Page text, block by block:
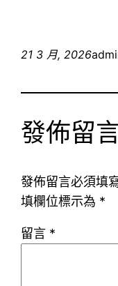
21 3 月, 2026
發佈留
發佈留言必須填
填欄位標示為 *
留言 *